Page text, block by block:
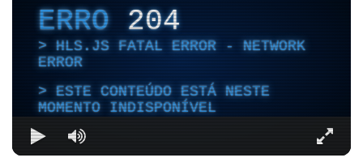
ERRO204
HLS.JS FATAL ERROR - NETWORK
ERROR
ESTE CONTEÚDO ESTÁ NESTE
MOMENTO INDISPONÍVEL